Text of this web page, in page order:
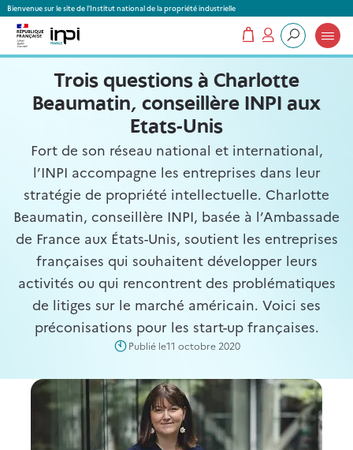
Bienvenue sur le site de l'Institut national de la propriété industrielle
Que recherchez-vous ?
Mon compte
Mon panier
Trois questions à Charlotte
Beaumatin, conseillère INPI aux
Etats-Unis
Fort de son réseau national et international,
l’INPI accompagne les entreprises dans leur
stratégie de propriété intellectuelle. Charlotte
Beaumatin, conseillère INPI, basée à l’Ambassade
de France aux États-Unis, soutient les entreprises
françaises qui souhaitent développer leurs
activités ou qui rencontrent des problématiques
de litiges sur le marché américain. Voici ses
préconisations pour les start-up françaises.
Publié le11 octobre 2020
Panneau de gestion des cookies